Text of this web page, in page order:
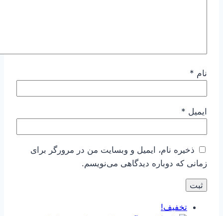
نام *
ایمیل *
ذخیره نام، ایمیل و وبسایت من در مرورگر برای
زمانی که دوباره دیدگاهی می‌نویسم.
تخفیف!